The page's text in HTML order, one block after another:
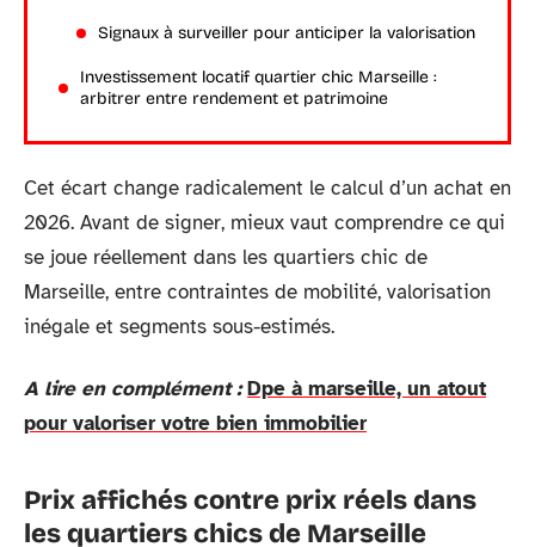
Signaux à surveiller pour anticiper la valorisation
Investissement locatif quartier chic Marseille :
arbitrer entre rendement et patrimoine
Cet écart change radicalement le calcul d’un achat en
2026. Avant de signer, mieux vaut comprendre ce qui
se joue réellement dans les quartiers chic de
Marseille, entre contraintes de mobilité, valorisation
inégale et segments sous-estimés.
A lire en complément : Dpe à marseille, un atout
pour valoriser votre bien immobilier
Prix affichés contre prix réels dans
les quartiers chics de Marseille